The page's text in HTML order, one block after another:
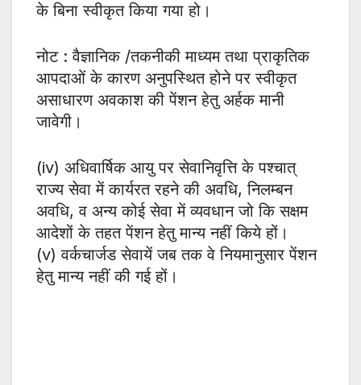
के बिना स्वीकृत किया गया हो।
नोट : वैज्ञानिक /तकनीकी माध्यम तथा प्राकृतिक
आपदाओं के कारण अनुपस्थित होने पर स्वीकृत
असाधारण अवकाश की पेंशन हेतु अर्हक मानी
जावेगी।
(iv) अधिवार्षिक आयु पर सेवानिवृत्ति के पश्चात्
राज्य सेवा में कार्यरत रहने की अवधि, निलम्बन
अवधि, व अन्य कोई सेवा में व्यवधान जो कि सक्षम
आदेशों के तहत पेंशन हेतु मान्य नहीं किये हों।
(v) वर्कचार्जड सेवायें जब तक वे नियमानुसार पेंशन
हेतु मान्य नहीं की गई हों।